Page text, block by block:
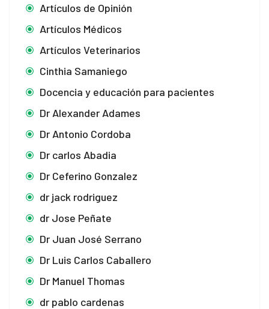
Artículos de Opinión
Artículos Médicos
Artículos Veterinarios
Cinthia Samaniego
Docencia y educación para pacientes
Dr Alexander Adames
Dr Antonio Cordoba
Dr carlos Abadia
Dr Ceferino Gonzalez
dr jack rodriguez
dr Jose Peñate
Dr Juan José Serrano
Dr Luis Carlos Caballero
Dr Manuel Thomas
dr pablo cardenas